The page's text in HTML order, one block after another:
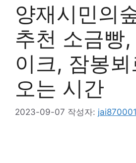
양재시민의
추천 소금빵,
이크, 잠봉
오는 시간
2023-09-07 작성자: jai870001